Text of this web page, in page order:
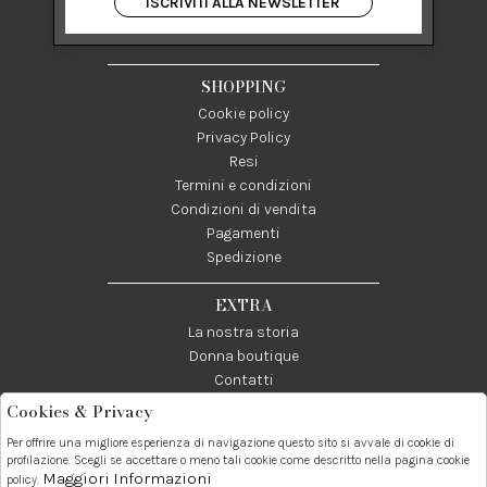
84122 Salerno Italia
P IVA 03024950655
SHOPPING
Cookie policy
Privacy Policy
Resi
Termini e condizioni
Condizioni di vendita
Pagamenti
Spedizione
EXTRA
La nostra storia
Donna boutique
Contatti
Telefono:
089237858
Whatsapp:
3338855601
Contatti:
info@donna1981.it
Cookies & Privacy
Per offrire una migliore esperienza di navigazione questo sito si avvale di cookie di
profilazione. Scegli se accettare o meno tali cookie come descritto nella pagina cookie
policy. Maggiori Informazioni